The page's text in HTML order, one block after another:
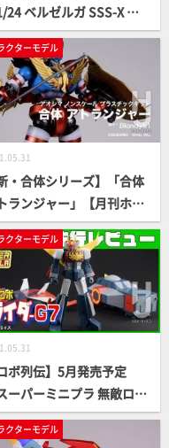
24 ベルゼルガ SSS-X テ
ロッサ」プロモデラーの
を解説してみた!!【青の
ベルゼルガ物語3D】
クターモデル
・合体シリーズ】「合体
ランジャー」【月刊ホビ
ャパン7月号作例】
クターモデル
ボ列伝】5月発売予定
ーパーミニプラ 無敵ロボ
イダーG7」を先行レビュ
てみた!!【月刊ホビージ
クターモデル